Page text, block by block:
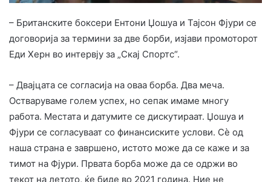
– Британските боксери Ентони Џошуа и Тајсон Фјури се
договорија за термини за две борби, изјави промоторот
Еди Херн во интервју за „Скај Спортс“.
– Двајцата се согласија на оваа борба. Два меча.
Остваруваме голем успех, но сепак имаме многу
работа. Местата и датумите се дискутираат. Џошуа и
Фјури се согласуваат со финансиските услови. Сè од
наша страна е завршено, истото може да се каже и за
тимот на Фјури. Првата борба може да се одржи во
текот на летото, ќе биде во 2021 година. Ние не